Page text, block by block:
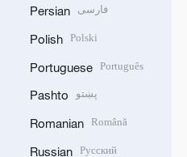
Persian فارسی
Polish Polski
Portuguese Português
Pashto پښتو
Romanian Română
Russian Русский